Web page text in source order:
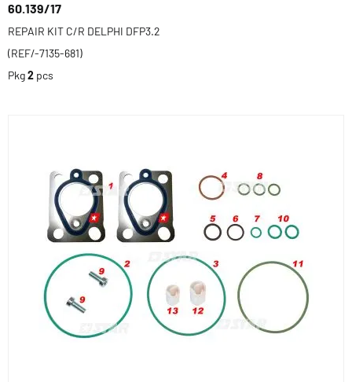
60.139/17
REPAIR KIT C/R DELPHI DFP3.2
(REF/-7135-681)
Pkg2 pcs